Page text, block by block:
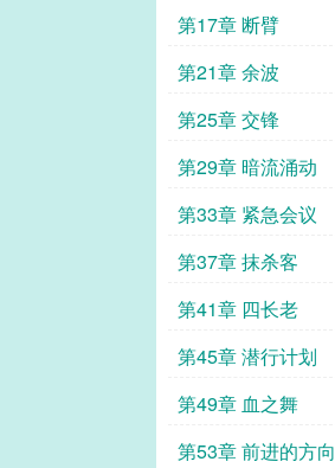
第17章 断臂
第21章 余波
第25章 交锋
第29章 暗流涌动
第33章 紧急会议
第37章 抹杀客
第41章 四长老
第45章 潜行计划
第49章 血之舞
第53章 前进的方向